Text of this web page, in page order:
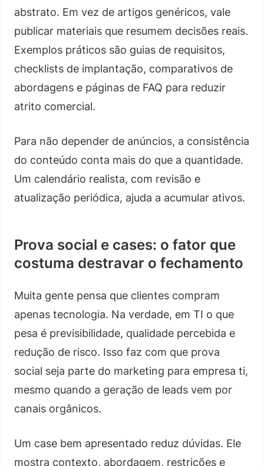
abstrato. Em vez de artigos genéricos, vale
publicar materiais que resumem decisões reais.
Exemplos práticos são guias de requisitos,
checklists de implantação, comparativos de
abordagens e páginas de FAQ para reduzir
atrito comercial.
Para não depender de anúncios, a consistência
do conteúdo conta mais do que a quantidade.
Um calendário realista, com revisão e
atualização periódica, ajuda a acumular ativos.
Prova social e cases: o fator que
costuma destravar o fechamento
Muita gente pensa que clientes compram
apenas tecnologia. Na verdade, em TI o que
pesa é previsibilidade, qualidade percebida e
redução de risco. Isso faz com que prova
social seja parte do marketing para empresa ti,
mesmo quando a geração de leads vem por
canais orgânicos.
Um case bem apresentado reduz dúvidas. Ele
mostra contexto, abordagem, restrições e